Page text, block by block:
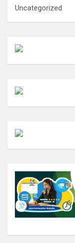
Uncategorized